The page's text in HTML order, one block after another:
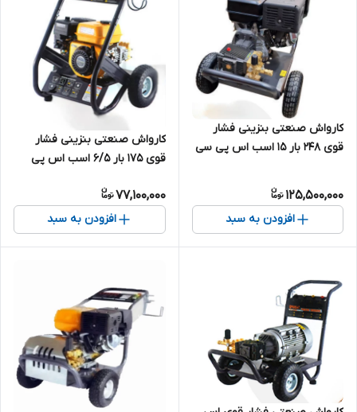
کارواش صنعتی بنزینی فشار
قوی 248 بار 15 اسب اس پی سی
125,500,000
افزودن به سبد
کارواش صنعتی بنزینی فشار
قوی 175 بار 6/5 اسب اس پی
کارواش موتوری چینی درجه یک
77,100,000
افزودن به سبد